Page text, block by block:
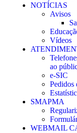
NOTÍCIAS
Avisos
Vídeos
ao
e-SIC
Pedidos
SMAPMA
WEBMAIL